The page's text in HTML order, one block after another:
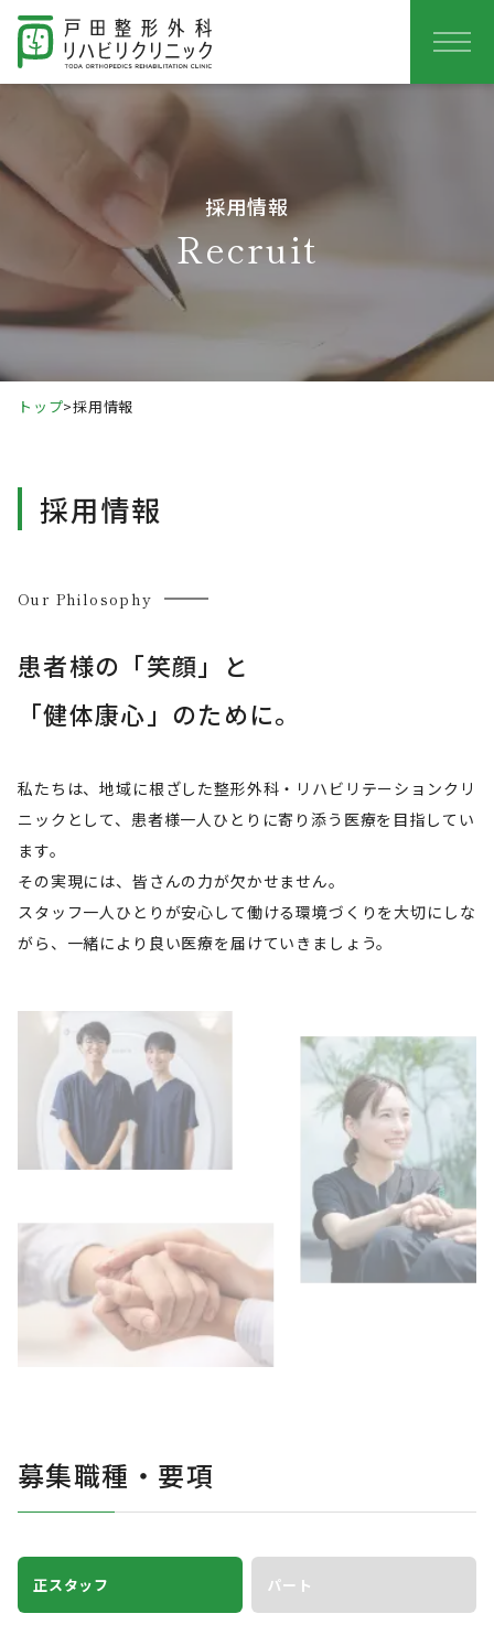
採用情報
Recruit
トップ>採用情報
採用情報
Our Philosophy
患者様の「笑顔」と
「健体康心」のために。
私たちは、地域に根ざした整形外科・リハビリテーションクリ
ニックとして、 患者様一人ひとりに寄り添う医療を目指してい
ます。
その実現には、皆さんの力が欠かせません。
スタッフ一人ひとりが安心して働ける環境づくりを大切にしな
がら、 一緒により良い医療を届けていきましょう。
募集職種・要項
正スタッフ パート